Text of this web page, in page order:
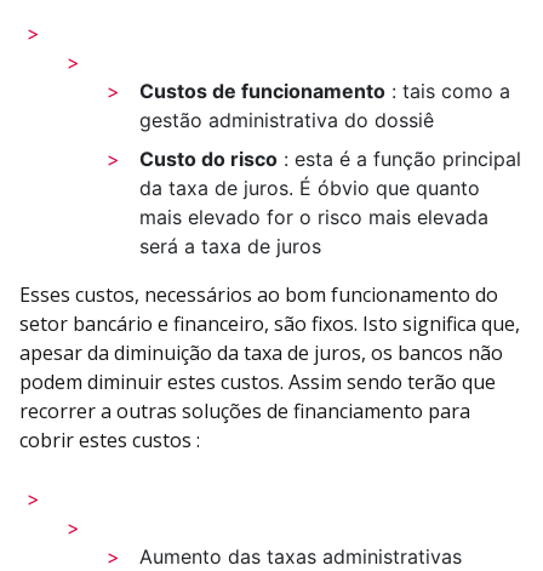
Custos de funcionamento : tais como a
gestão administrativa do dossiê
Custo do risco : esta é a função principal
da taxa de juros. É óbvio que quanto
mais elevado for o risco mais elevada
será a taxa de juros
Esses custos, necessários ao bom funcionamento do
setor bancário e financeiro, são fixos. Isto significa que,
apesar da diminuição da taxa de juros, os bancos não
podem diminuir estes custos. Assim sendo terão que
recorrer a outras soluções de financiamento para
cobrir estes custos :
Aumento das taxas administrativas